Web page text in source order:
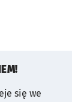
się we